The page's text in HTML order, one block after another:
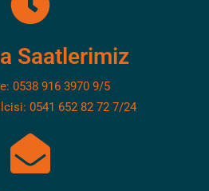
Saatlerimiz
0538 916 3970 9/5
0541 652 82 72 7/24